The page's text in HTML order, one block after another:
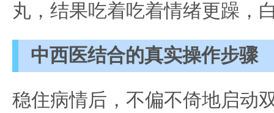
丸，结果吃着吃着情绪更躁，
中西医结合的真实操作步骤
稳住病情后，不偏不倚地启动